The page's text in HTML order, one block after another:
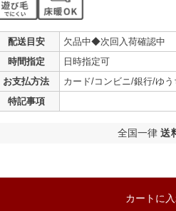
カートに
配送目安
欠品中◆次回入荷確認中
時間指定
日時指定可
お支払方法
カード/コンビニ/銀行/ゆ
特記事項
全国一律 送